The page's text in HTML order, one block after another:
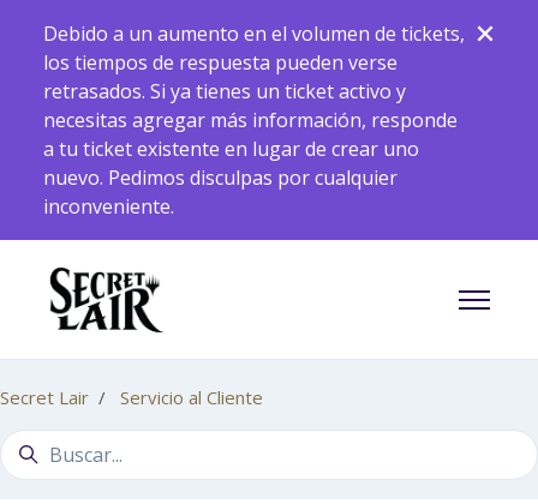
Debido a un aumento en el volumen de tickets,
los tiempos de respuesta pueden verse
retrasados. Si ya tienes un ticket activo y
necesitas agregar más información, responde
a tu ticket existente en lugar de crear uno
nuevo. Pedimos disculpas por cualquier
inconveniente.
Abrir/
Secret Lair Servicio al Cliente
Búsqueda